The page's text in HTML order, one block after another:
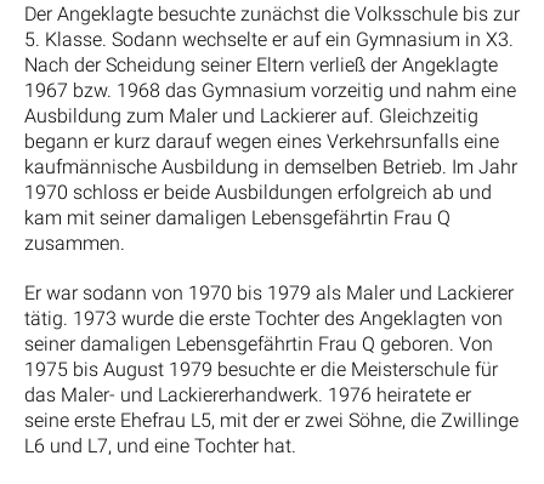
Der Angeklagte besuchte zunächst die Volksschule bis zur
5. Klasse. Sodann wechselte er auf ein Gymnasium in X3.
Nach der Scheidung seiner Eltern verließ der Angeklagte
1967 bzw. 1968 das Gymnasium vorzeitig und nahm eine
Ausbildung zum Maler und Lackierer auf. Gleichzeitig
begann er kurz darauf wegen eines Verkehrsunfalls eine
kaufmännische Ausbildung in demselben Betrieb. Im Jahr
1970 schloss er beide Ausbildungen erfolgreich ab und
kam mit seiner damaligen Lebensgefährtin Frau Q
zusammen.
Er war sodann von 1970 bis 1979 als Maler und Lackierer
tätig. 1973 wurde die erste Tochter des Angeklagten von
seiner damaligen Lebensgefährtin Frau Q geboren. Von
1975 bis August 1979 besuchte er die Meisterschule für
das Maler- und Lackiererhandwerk. 1976 heiratete er
seine erste Ehefrau L5, mit der er zwei Söhne, die Zwillinge
L6 und L7, und eine Tochter hat.